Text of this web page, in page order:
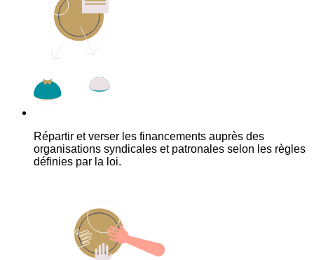
Répartir et verser les financements auprès des
organisations syndicales et patronales selon les règles
définies par la loi.